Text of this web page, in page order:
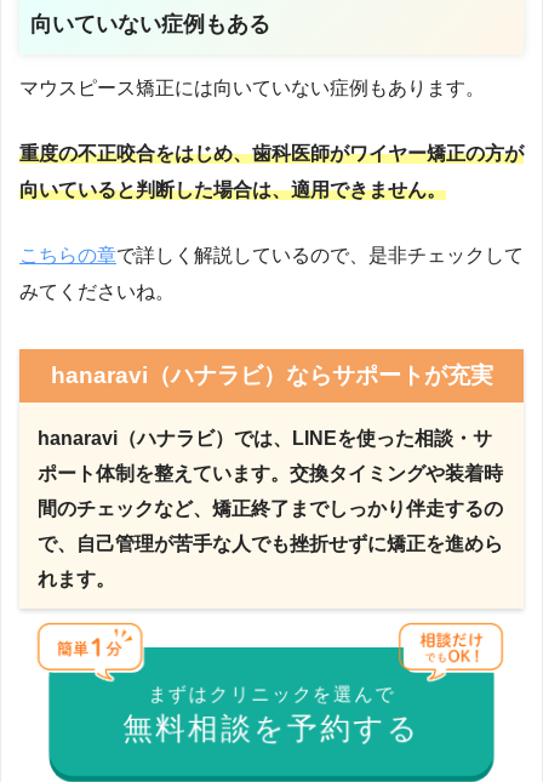
向いていない症例もある
マウスピース矯正には向いていない症例もあります。
重度の不正咬合をはじめ、歯科医師がワイヤー矯正の方が
向いていると判断した場合は、適用できません。
こちらの章で詳しく解説しているので、是非チェックして
みてくださいね。
hanaravi（ハナラビ）ならサポートが充実
hanaravi（ハナラビ）では、LINEを使った相談・サ
ポート体制を整えています。交換タイミングや装着時
間のチェックなど、矯正終了までしっかり伴走するの
で、自己管理が苦手な人でも挫折せずに矯正を進めら
れます。
まずはクリニックを選んで
無料相談を予約する